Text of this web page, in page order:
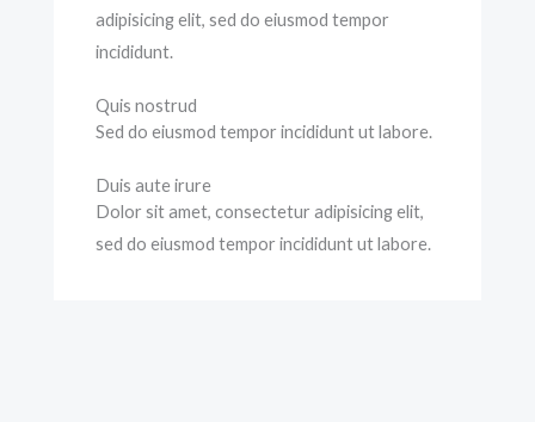
adipisicing elit, sed do eiusmod tempor
incididunt.
Quis nostrud
Sed do eiusmod tempor incididunt ut labore.
Duis aute irure
Dolor sit amet, consectetur adipisicing elit,
sed do eiusmod tempor incididunt ut labore.